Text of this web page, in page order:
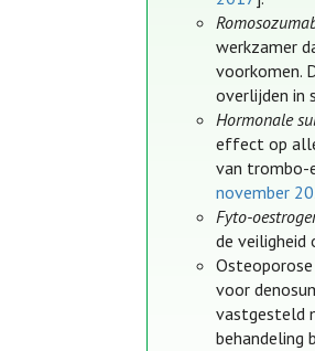
werkzamer
voorkomen.
overlijden in
Hormonale
effect op
van trombo-
november
Fyto-
de veiligheid
voor
vastgesteld
behandeling